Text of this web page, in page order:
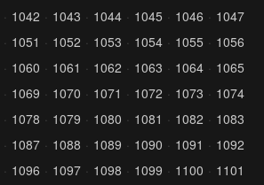
1042 1043 1044 1045 1046
1047
1051 1052 1053 1054 1055
1056
1060 1061 1062 1063 1064
1065
1069 1070 1071 1072 1073
1074
1078 1079 1080 1081 1082
1083
1087 1088 1089 1090 1091
1092
1096 1097 1098 1099 1100
1101